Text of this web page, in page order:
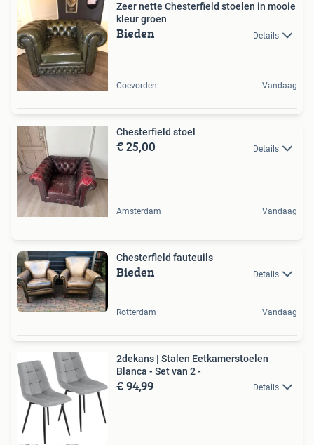
Zeer nette Chesterfield stoelen in mooie
kleur groen
Bieden Details
Coevorden Vandaag
Chesterfield stoel
€ 25,00 Details
Amsterdam Vandaag
Chesterfield fauteuils
Bieden Details
Rotterdam Vandaag
2dekans | Stalen Eetkamerstoelen
Blanca - Set van 2 -
€ 94,99 Details